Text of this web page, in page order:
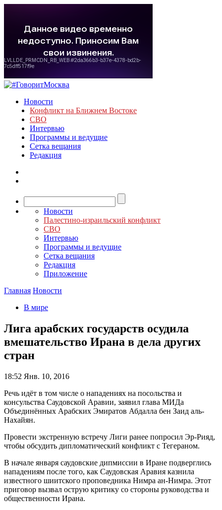
Новости
Конфликт на Ближнем Востоке
СВО
Интервью
Программы и ведущие
Сетка вещания
Редакция
Новости
Палестино-израильский конфликт
СВО
Интервью
Программы и ведущие
Сетка вещания
Редакция
Приложение
Главная Новости
В мире
Лига арабских государств осудила
вмешательство Ирана в дела других
стран
18:52 Янв. 10, 2016
Речь идёт в том числе о нападениях на посольства и
консульства Саудовской Аравии, заявил глава МИДа
Объединённых Арабских Эмиратов Абдалла бен Заид аль-
Нахайян.
Провести экстренную встречу Лиги ранее попросил Эр-Рияд,
чтобы обсудить дипломатический конфликт с Тегераном.
В начале января саудовские дипмиссии в Иране подверглись
нападениям после того, как Саудовская Аравия казнила
известного шиитского проповедника Нимра ан-Нимра. Этот
приговор вызвал острую критику со стороны руководства и
общественности Ирана.